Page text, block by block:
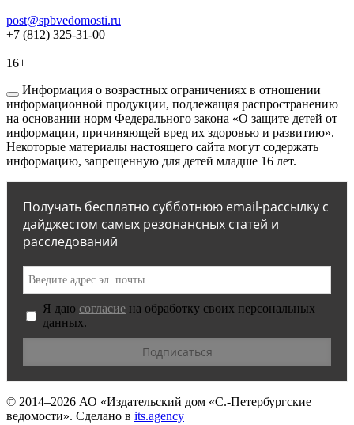
post@spbvedomosti.ru
+7 (812) 325-31-00
16+
Информация о возрастных ограничениях в отношении
информационной продукции, подлежащая распространению
на основании норм Федерального закона «О защите детей от
информации, причиняющей вред их здоровью и развитию».
Некоторые материалы настоящего сайта могут содержать
информацию, запрещенную для детей младше 16 лет.
Получать бесплатно субботнюю email-рассылку с
дайджестом самых резонансных статей и
расследований
Я даю согласие на обработку своих персональных
данных.
© 2014–2026 АО «Издательский дом «С.-Петербургские
ведомости». Сделано в its.agency